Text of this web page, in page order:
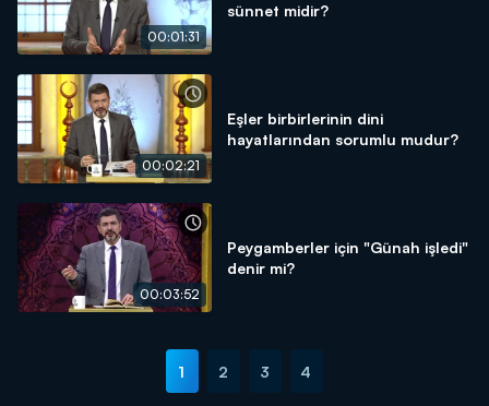
00:01:31
sünnet midir?
00:02:21
Eşler birbirlerinin dini
hayatlarından sorumlu mudur?
00:03:52
Peygamberler için "Günah işledi"
denir mi?
1 2 3 4